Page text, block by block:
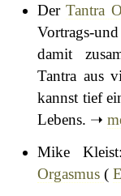
DerTantra
Vortrags-
damit
Tantra aus
kannst tief
Lebens. ➝
Mike
Orgasmus (